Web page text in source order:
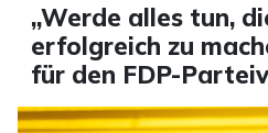
„Werde alles tun,
erfolgreich zu
für den FDP-